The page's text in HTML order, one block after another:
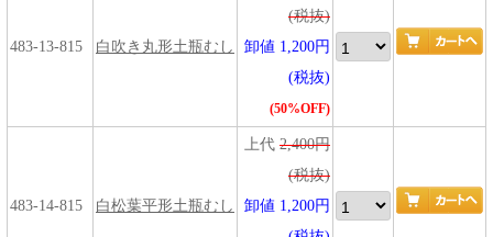
483-13-815 白吹き丸形土瓶むし
(税抜)
卸値 1,200円
(税抜)
(50%OFF)
483-14-815 白松葉平形土瓶むし
上代 2,400円
(税抜)
卸値 1,200円